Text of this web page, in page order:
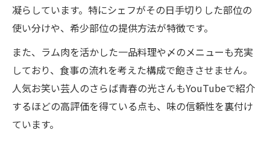
凝らしています。特にシェフがその日手切りした部位の
使い分けや、希少部位の提供方法が特徴です。
また、ラム肉を活かした一品料理や〆のメニューも充実
しており、食事の流れを考えた構成で飽きさせません。
人気お笑い芸人のさらば青春の光さんもYouTubeで紹介
するほどの高評価を得ている点も、味の信頼性を裏付け
ています。